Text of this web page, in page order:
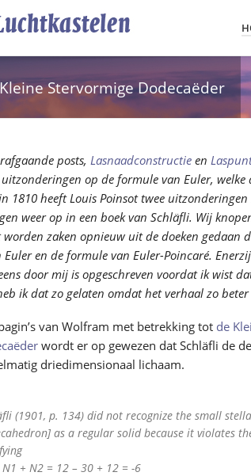
Stervormige Dodecaëder
posts, Lasnaadconstructie en
op de formule van Euler, welke
1810 heeft Louis Poinsot twee
weer op in een boek van Schläfli. Wij
worden zaken opnieuw uit de doeken gedaan
en de formule van Euler-Poincaré.
door mij is opgeschreven voordat ik wist
ik dat zo gelaten omdat het verhaal zo beter
van Wolfram met betrekking tot de
wordt er op gewezen dat Schläfli de
driedimensionaal lichaam.
(1901, p. 134) did not recognize the small
as a regular solid because it violates
+ N2 = 12 – 30 + 12 = -6